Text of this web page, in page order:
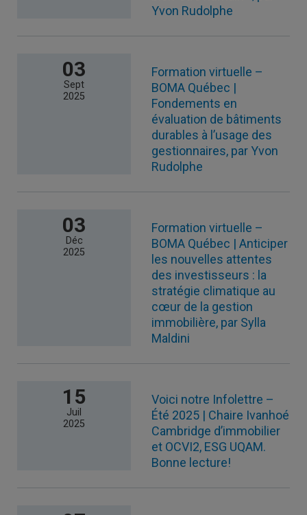
Yvon Rudolphe
03
Sept
2025
Formation virtuelle –
BOMA Québec |
Fondements en
évaluation de bâtiments
durables à l’usage des
gestionnaires, par Yvon
Rudolphe
03
Déc
2025
Formation virtuelle –
BOMA Québec | Anticiper
les nouvelles attentes
des investisseurs : la
stratégie climatique au
cœur de la gestion
immobilière, par Sylla
Maldini
15
Juil
2025
Voici notre Infolettre –
Été 2025 | Chaire Ivanhoé
Cambridge d’immobilier
et OCVI2, ESG UQAM.
Bonne lecture!